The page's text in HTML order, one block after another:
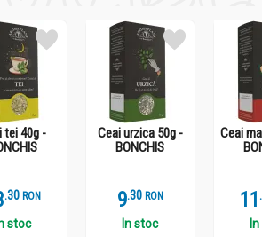
organismului, susțin imunitatea,
cât și pentru menținerea unei stări
diuretice, hepatoprotectoare
tei 40g -
.3 RON
stoc
Ceai urzica 50g -
BONCHIS
9.3 RON
In stoc
Ceai
11 .